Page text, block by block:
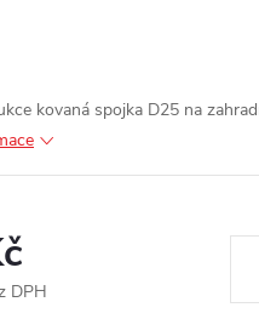
kovaná spojka D25 na
DPH